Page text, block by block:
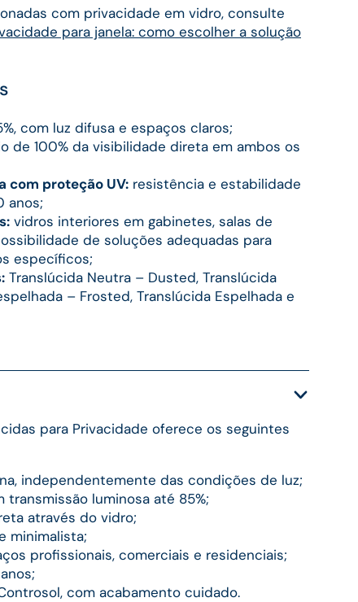
com privacidade em vidro, consulte
para janela: como escolher a solução
com luz difusa e espaços claros;
de 100% da visibilidade direta em ambos os
com proteção UV: resistência e estabilidade
anos;
vidros interiores em gabinetes, salas de
de soluções adequadas para
específicos;
Translúcida Neutra – Dusted, Translúcida
– Frosted, Translúcida Espelhada e
para Privacidade oferece os seguintes
independentemente das condições de luz;
transmissão luminosa até 85%;
através do vidro;
minimalista;
profissionais, comerciais e residenciais;
com acabamento cuidado.